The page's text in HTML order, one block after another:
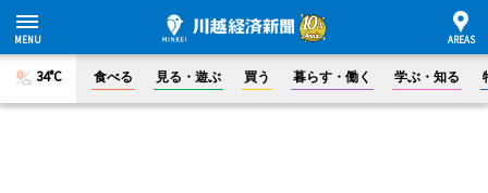
34°C 食べる 見る・遊ぶ 買う 暮らす・働く 学ぶ・知る